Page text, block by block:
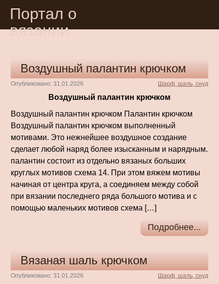
Портал о
вязании
Воздушный палантин крючком
Опубликовано: 31.01.2026 Шарф, шаль, снуд
Воздушный палантин крючком
Воздушный палантин крючком Палантин крючком
Воздушный палантин крючком выполненный
мотивами. Это нежнейшее воздушное создание
сделает любой наряд более изысканным и нарядным.
палантин состоит из отдельно вязаных больших
круглых мотивов схема 14. При этом вяжем мотивы
начиная от центра круга, а соединяем между собой
при вязании последнего ряда большого мотива и с
помощью маленьких мотивов схема […]
Подробнее...
Вязаная шаль крючком
Опубликовано: 31.01.2026 Шарф, шаль, снуд